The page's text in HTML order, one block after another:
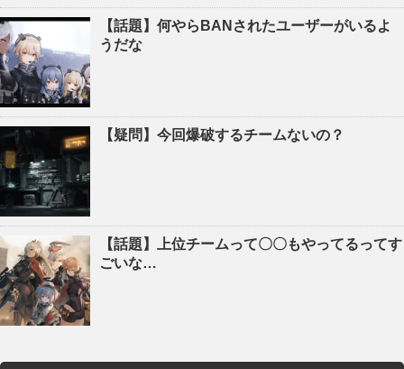
【話題】何やらBANされたユーザーがいるよ
うだな
【疑問】今回爆破するチームないの？
【話題】上位チームって〇〇もやってるってす
ごいな…